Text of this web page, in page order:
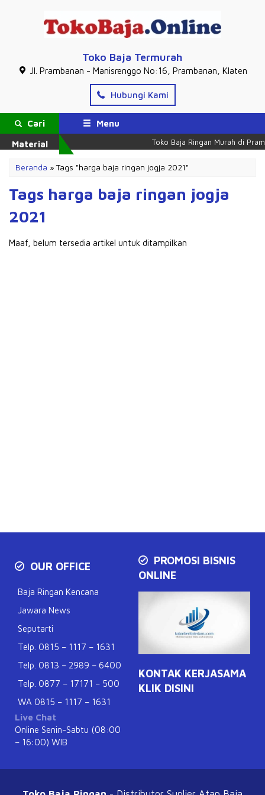
Toko Baja Termurah
Jl. Prambanan - Manisrenggo No:16, Prambanan, Klaten
Hubungi Kami
Cari
Material
Menu
Toko Baja Ringan Murah di
Beranda »Tags "harga baja ringan jogja 2021"
Tags harga baja ringan jogja
2021
Maaf, belum tersedia artikel untuk ditampilkan
OUR OFFICE
Baja Ringan Kencana
Jawara News
Seputarti
Telp. 0815 – 1117 – 1631
Telp. 0813 – 2989 – 6400
Telp. 0877 – 17171 – 500
WA 0815 – 1117 – 1631
Live Chat
Online Senin-Sabtu (08:00
– 16:00) WIB
PROMOSI BISNIS
ONLINE
KONTAK KERJASAMA
KLIK DISINI